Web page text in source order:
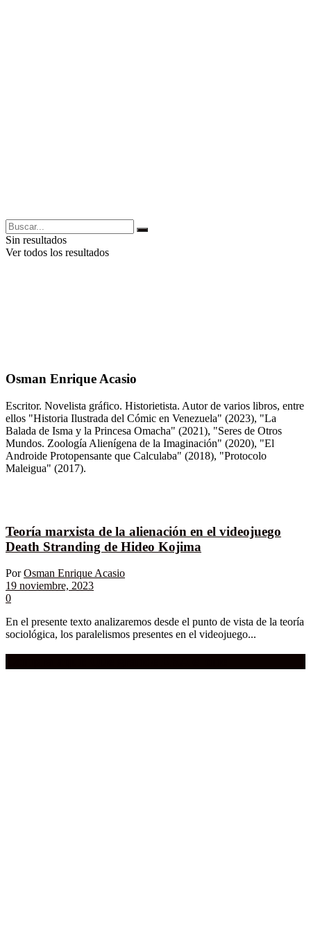
Sin resultados
Ver todos los resultados
Osman Enrique Acasio
Escritor. Novelista gráfico. Historietista. Autor de varios libros, entre
ellos "Historia Ilustrada del Cómic en Venezuela" (2023), "La
Balada de Isma y la Princesa Omacha" (2021), "Seres de Otros
Mundos. Zoología Alienígena de la Imaginación" (2020), "El
Androide Protopensante que Calculaba" (2018), "Protocolo
Maleigua" (2017).
Teoría marxista de la alienación en el videojuego
Death Stranding de Hideo Kojima
Por Osman Enrique Acasio
19 noviembre, 2023
0
En el presente texto analizaremos desde el punto de vista de la teoría
sociológica, los paralelismos presentes en el videojuego...